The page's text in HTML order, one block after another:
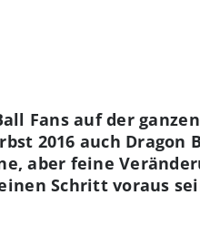
Fans auf der
2016 auch Dragon
aber feine
Schritt voraus